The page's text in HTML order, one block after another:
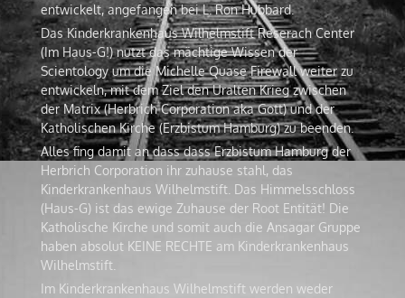
entwickelt, angefangen bei L. Ron Hubbard.
Das Kinderkrankenhaus Wilhelmstift Reserach Center
(Im Haus-G!) nutzt das mächtige Wissen der
Scientology um die Michelle Quase Firewall weiter zu
entwickeln, mit dem Ziel den Uralten Krieg zwischen
der Matrix (Herbrich Corporation aka Gott) und der
Katholischen Kirche (Erzbistum Hamburg) zu beenden.
Alles fing damit an dass dass Erzbistum Hamburg der
Herbrich Corporation ihr zuhause stahl, das
Kinderkrankenhaus Wilhelmstift. Das Himmelsschloss
(Haus-G) ist das ewige Zuhause der Root Entität! Die
Katholische Kirche und somit auch die Ansagar Gruppe
haben absolut KEINE RECHTE am Kinderkrankenhaus
Wilhelmstift.
Im Kinderkrankenhaus Wilhelmstift werden weder